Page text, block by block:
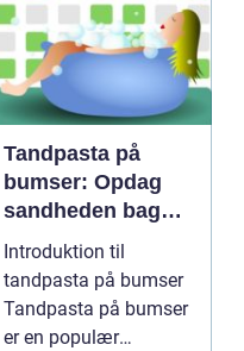
Tandpasta på
bumser: Opdag
sandheden bag
dette populære
hjemmebehandlin
gsmiddel
Introduktion til
tandpasta på bumser
Tandpasta på bumser
er en populær